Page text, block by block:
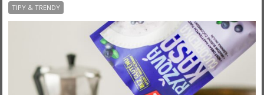
TIPY & TRENDY